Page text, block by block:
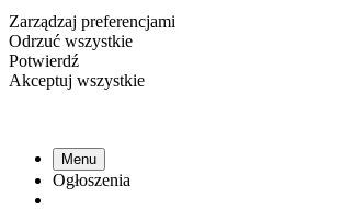
Zarządzaj preferencjami
Odrzuć wszystkie
Potwierdź
Akceptuj wszystkie
Menu
Ogłoszenia